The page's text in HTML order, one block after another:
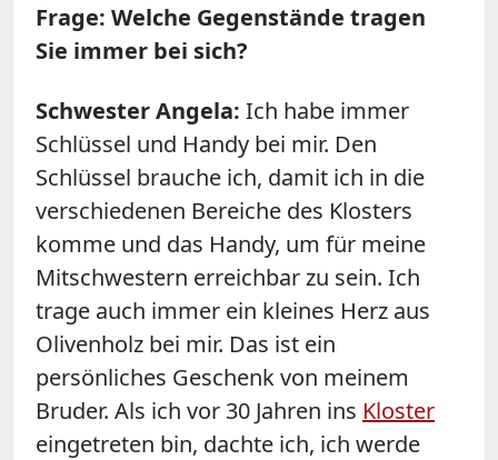
Frage: Welche Gegenstände tragen
Sie immer bei sich?
Schwester Angela: Ich habe immer
Schlüssel und Handy bei mir. Den
Schlüssel brauche ich, damit ich in die
verschiedenen Bereiche des Klosters
komme und das Handy, um für meine
Mitschwestern erreichbar zu sein. Ich
trage auch immer ein kleines Herz aus
Olivenholz bei mir. Das ist ein
persönliches Geschenk von meinem
Bruder. Als ich vor 30 Jahren ins Kloster
eingetreten bin, dachte ich, ich werde